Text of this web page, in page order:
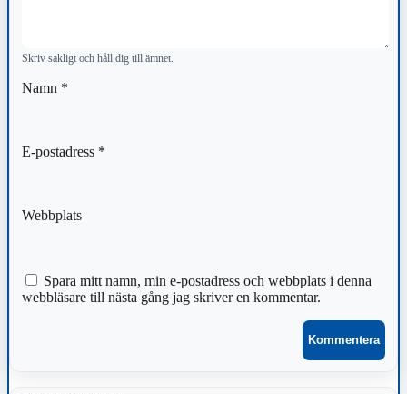
Skriv sakligt och håll dig till ämnet.
Namn *
E-postadress *
Webbplats
Spara mitt namn, min e-postadress och webbplats i denna
webbläsare till nästa gång jag skriver en kommentar.